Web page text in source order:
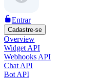
Entrar
Cadastre-se
Overview
Widget API
Webhooks API
Chat API
Bot API